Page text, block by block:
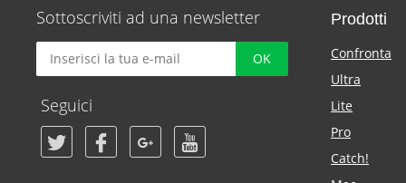
Sottoscriviti ad una newsletter
Seguici
Prodotti
Confronta
Ultra
Lite
Pro
Catch!